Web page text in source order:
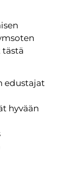
tästä
edustajat
hyvään